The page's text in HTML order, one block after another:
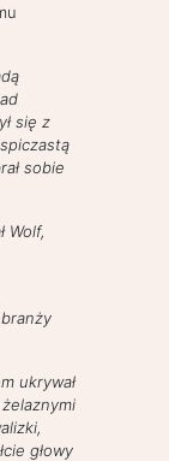
się z
sobie
Wolf,
ukrywał
głowy